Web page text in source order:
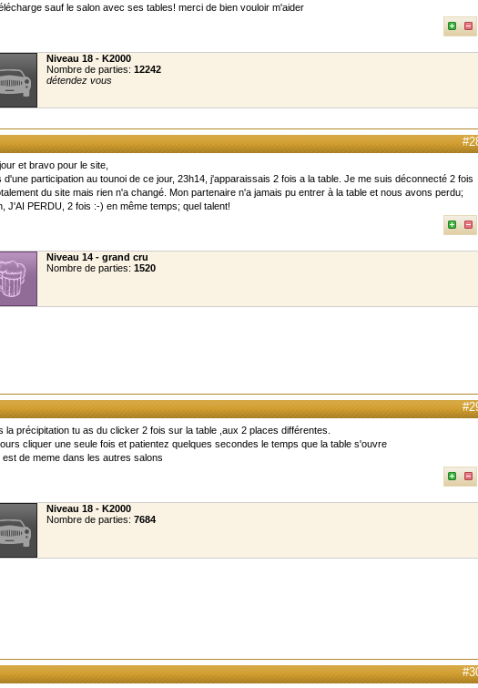
sauf le salon avec ses tables! merci de bien vouloir m'aider
Niveau 18 - K2000
Nombre de parties: 12242
détendez vous
et bravo pour le site,
d'une participation au tounoi de ce jour, 23h14, j'apparaissais 2 fois a la table. Je me suis déconnecté 2 fois
du site mais rien n'a changé. Mon partenaire n'a jamais pu entrer à la table et nous avons perdu;
J'AI PERDU, 2 fois :-) en même temps; quel talent!
Niveau 14 - grand cru
Nombre de parties: 1520
la précipitation tu as du clicker 2 fois sur la table ,aux 2 places différentes.
cliquer une seule fois et patientez quelques secondes le temps que la table s'ouvre
est de meme dans les autres salons
Niveau 18 - K2000
Nombre de parties: 7684